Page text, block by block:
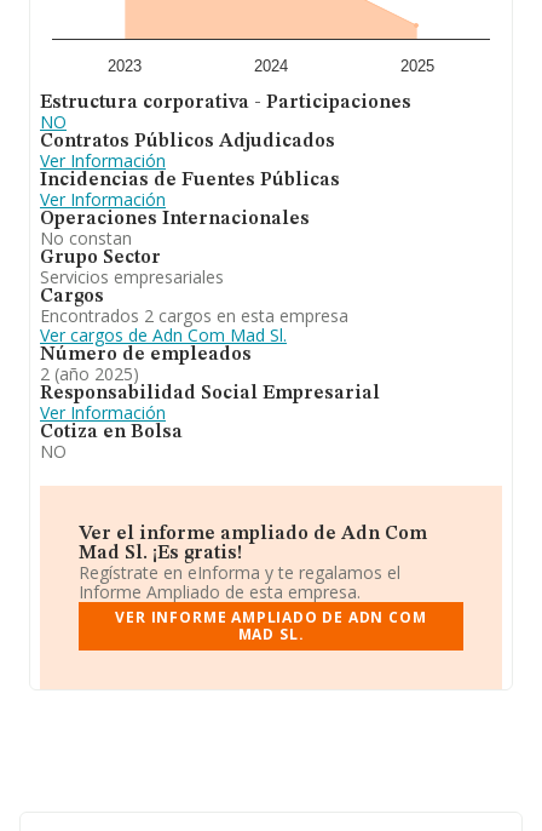
En resumen,Adn Com Mad S.Lse dedica a a/ la
prestación de servicios de asesoramiento en materias
mantenimiento, instalación, implantación y distribución
de toda clase de soluciones informáticas. b/ diseño,
creación y edición de libros, guías, guiones, catálogos,
folletos y revistas periódicas. En el ranking de su sector,
es decir %cnae%, ha experimentado una subida. Se ha
posicionado mejor en el ranking nacional (de todas las
empresas presentes en el territorio) frente al 2024.
2023 2024 2025
Estructura corporativa - Participaciones
NO
Contratos Públicos Adjudicados
Ver Información
Incidencias de Fuentes Públicas
Ver Información
Operaciones Internacionales
No constan
Grupo Sector
Servicios empresariales
Cargos
Encontrados 2 cargos en esta empresa
Ver cargos de Adn Com Mad Sl.
Número de empleados
2 (año 2025)
Responsabilidad Social Empresarial
Ver Información
Cotiza en Bolsa
NO
Ver el informe ampliado de Adn Com
Mad Sl. ¡Es gratis!
Regístrate en eInforma y te regalamos el
Informe Ampliado de esta empresa.
VER INFORME AMPLIADO DE ADN COM
MAD SL.